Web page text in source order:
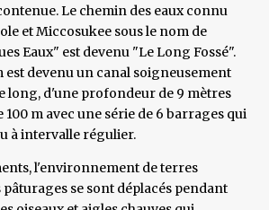
Le chemin des eaux connu
et Miccosukee sous le nom de
Eaux" est devenu "Le Long Fossé".
est devenu un canal soigneusement
long, d'une profondeur de 9 mètres
100 m avec une série de 6 barrages qui
à intervalle régulier.
l'environnement de terres
pâturages se sont déplacés pendant